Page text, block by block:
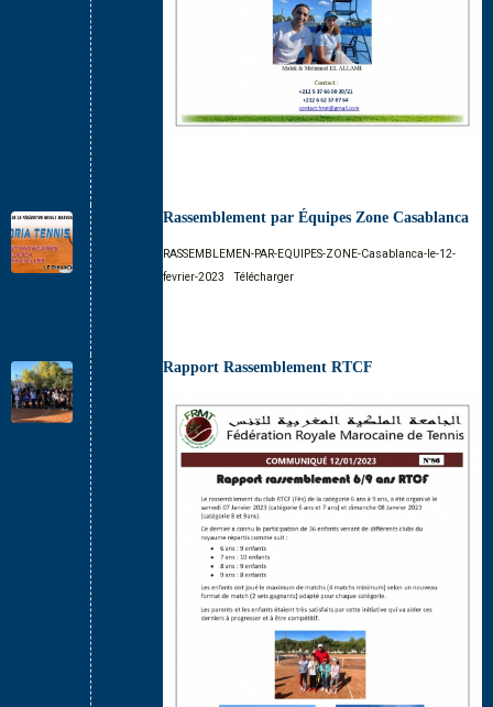
Rassemblement par Équipes Zone Casablanca
RASSEMBLEMEN-PAR-EQUIPES-ZONE-Casablanca-le-12-
fevrier-2023
Télécharger
Rapport Rassemblement RTCF